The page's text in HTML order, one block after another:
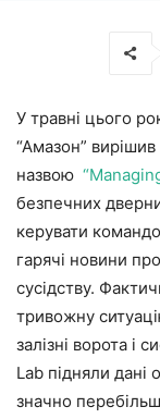
У травні цього
“Амазон”
назвою
безпечних
керувати
гарячі новини
сусідству.
тривожну
залізні ворота і
Lab підняли дані
значно